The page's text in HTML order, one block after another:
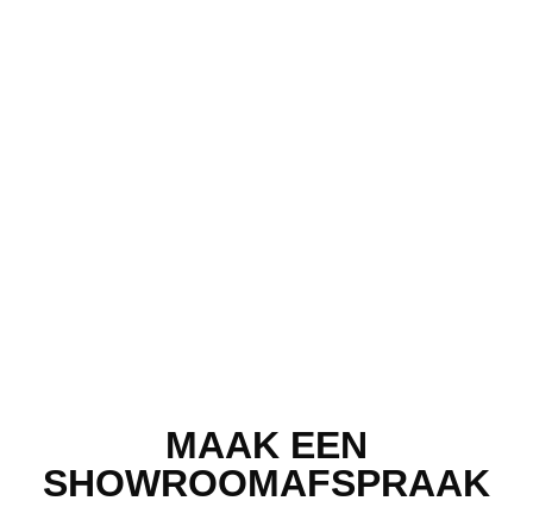
MAAK EEN
SHOWROOMAFSPRAAK